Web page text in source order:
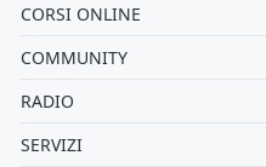
CORSI ONLINE
COMMUNITY
RADIO
SERVIZI